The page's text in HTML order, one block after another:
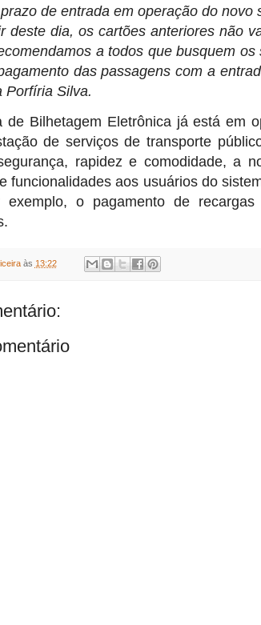
de entrada em operação do novo
deste dia, os cartões anteriores não
a todos que busquem
das passagens com a
Porfíria Silva.
de Bilhetagem Eletrônica já está em
de serviços de transporte
rapidez e comodidade, a
funcionalidades aos usuários do
exemplo, o pagamento de
às 13:22